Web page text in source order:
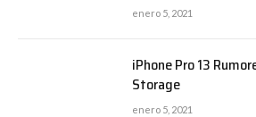
enero 5, 2021
iPhone Pro 13
Storage
enero 5, 2021